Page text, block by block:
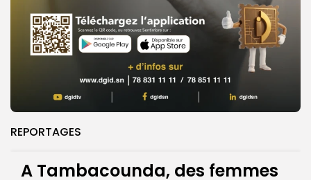
REPORTAGES
A Tambacounda, des femmes